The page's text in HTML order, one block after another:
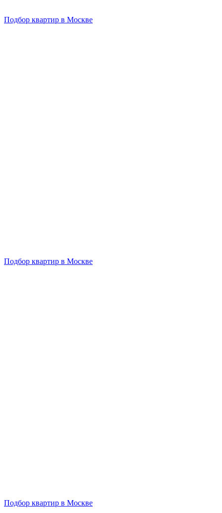
Подбор квартир в Москве
Подбор квартир в Москве
Подбор квартир в Москве